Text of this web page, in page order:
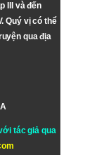
III và đến
Quý vị có thể
qua địa
tác giả qua